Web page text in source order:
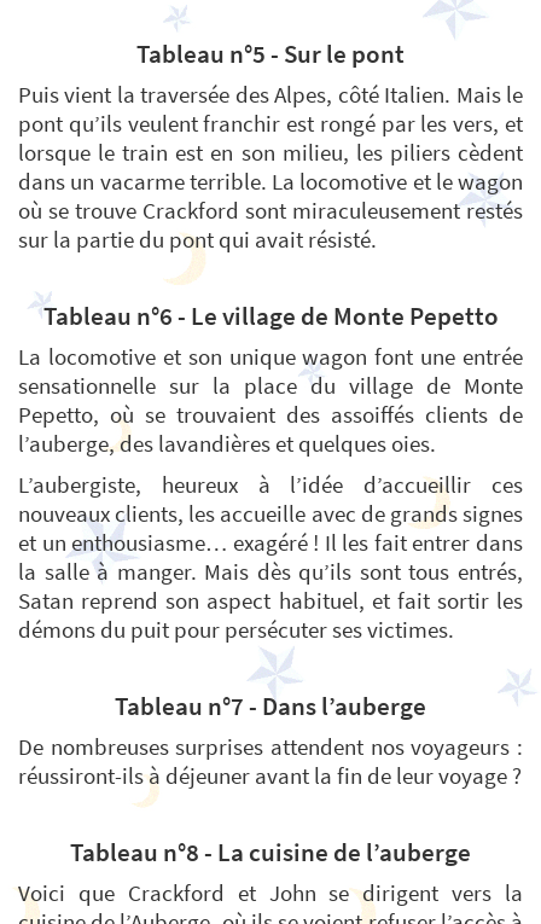
Tableau n°5 - Sur le pont
Puis vient la traversée des Alpes, côté Italien. Mais le
pont qu’ils veulent franchir est rongé par les vers, et
lorsque le train est en son milieu, les piliers cèdent
dans un vacarme terrible. La locomotive et le wagon
où se trouve Crackford sont miraculeusement restés
sur la partie du pont qui avait résisté.
Tableau n°6 - Le village de Monte Pepetto
La locomotive et son unique wagon font une entrée
sensationnelle sur la place du village de Monte
Pepetto, où se trouvaient des assoiffés clients de
l’auberge, des lavandières et quelques oies.
L’aubergiste, heureux à l’idée d’accueillir ces
nouveaux clients, les accueille avec de grands signes
et un enthousiasme… exagéré ! Il les fait entrer dans
la salle à manger. Mais dès qu’ils sont tous entrés,
Satan reprend son aspect habituel, et fait sortir les
démons du puit pour persécuter ses victimes.
Tableau n°7 - Dans l’auberge
De nombreuses surprises attendent nos voyageurs :
réussiront-ils à déjeuner avant la fin de leur voyage ?
Tableau n°8 - La cuisine de l’auberge
Voici que Crackford et John se dirigent vers la